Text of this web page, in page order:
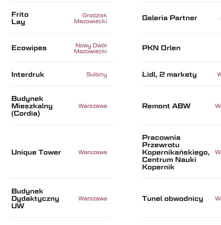
Frito
Lay
Grodzisk
Mazowiecki
Galeria Partner
Ecowipes
Nowy Dwór
Mazowiecki
PKN Orlen
Interdruk Sulbiny Lidl, 2 markety
Budynek
Mieszkalny
(Cordia)
Warszawa Remont ABW
Unique Tower Warszawa
Pracownia
Przewrotu
Kopernikańskiego,
Centrum Nauki
Kopernik
Budynek
Dydaktyczny
UW
Warszawa Tunel obwodnicy